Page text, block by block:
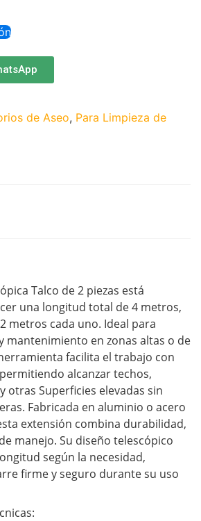
de Aseo, Para Limpieza de
Talco de 2 piezas está
una longitud total de 4 metros,
metros cada uno. Ideal para
mantenimiento en zonas altas o de
facilita el trabajo con
alcanzar techos,
otras Superficies elevadas sin
Fabricada en aluminio o acero
extensión combina durabilidad,
manejo. Su diseño telescópico
según la necesidad,
firme y seguro durante su uso